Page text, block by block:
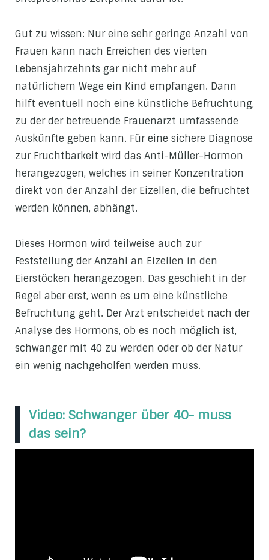
Gut zu wissen: Nur eine sehr geringe Anzahl von
Frauen kann nach Erreichen des vierten
Lebensjahrzehnts gar nicht mehr auf
natürlichem Wege ein Kind empfangen. Dann
hilft eventuell noch eine künstliche Befruchtung,
zu der der betreuende Frauenarzt umfassende
Auskünfte geben kann. Für eine sichere Diagnose
zur Fruchtbarkeit wird das Anti-Müller-Hormon
herangezogen, welches in seiner Konzentration
direkt von der Anzahl der Eizellen, die befruchtet
werden können, abhängt.
Dieses Hormon wird teilweise auch zur
Feststellung der Anzahl an Eizellen in den
Eierstöcken herangezogen. Das geschieht in der
Regel aber erst, wenn es um eine künstliche
Befruchtung geht. Der Arzt entscheidet nach der
Analyse des Hormons, ob es noch möglich ist,
schwanger mit 40 zu werden oder ob der Natur
ein wenig nachgeholfen werden muss.
Video: Schwanger über 40- muss
das sein?